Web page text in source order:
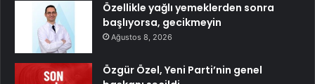
Özellikle yağlı yemeklerden sonra
başlıyorsa, gecikmeyin
Ağustos 8, 2026
Özgür Özel, Yeni Parti’nin genel